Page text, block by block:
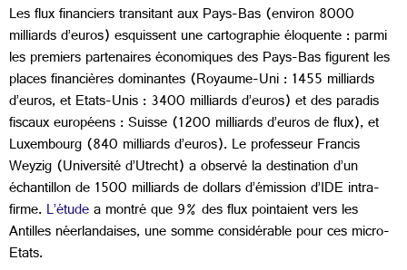
Les flux financiers transitant aux Pays-Bas (environ 8000
milliards d’euros) esquissent une cartographie éloquente : parmi
les premiers partenaires économiques des Pays-Bas figurent les
places financières dominantes (Royaume-Uni : 1455 milliards
d’euros, et Etats-Unis : 3400 milliards d’euros) et des paradis
fiscaux européens : Suisse (1200 milliards d’euros de flux), et
Luxembourg (840 milliards d’euros). Le professeur Francis
Weyzig (Université d’Utrecht) a observé la destination d’un
échantillon de 1500 milliards de dollars d’émission d’IDE intra-
firme.L’étudea montré que 9% des flux pointaient vers les
Antilles néerlandaises, une somme considérable pour ces micro-
Etats.